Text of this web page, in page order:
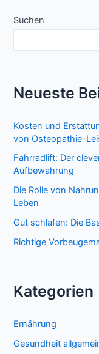
fit
gesund
Suchen
Neueste
Kosten und
von Osteopathie-
Fahrradlift: Der
Aufbewahrung
Die Rolle von
Leben
Gut schlafen: Die
Richtige
Kategorien
Ernährung
Gesundheit